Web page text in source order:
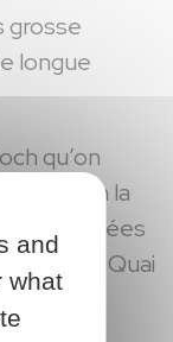
grosse
longue
qu’on
gestion la
situées
Roch, Quai
and
what